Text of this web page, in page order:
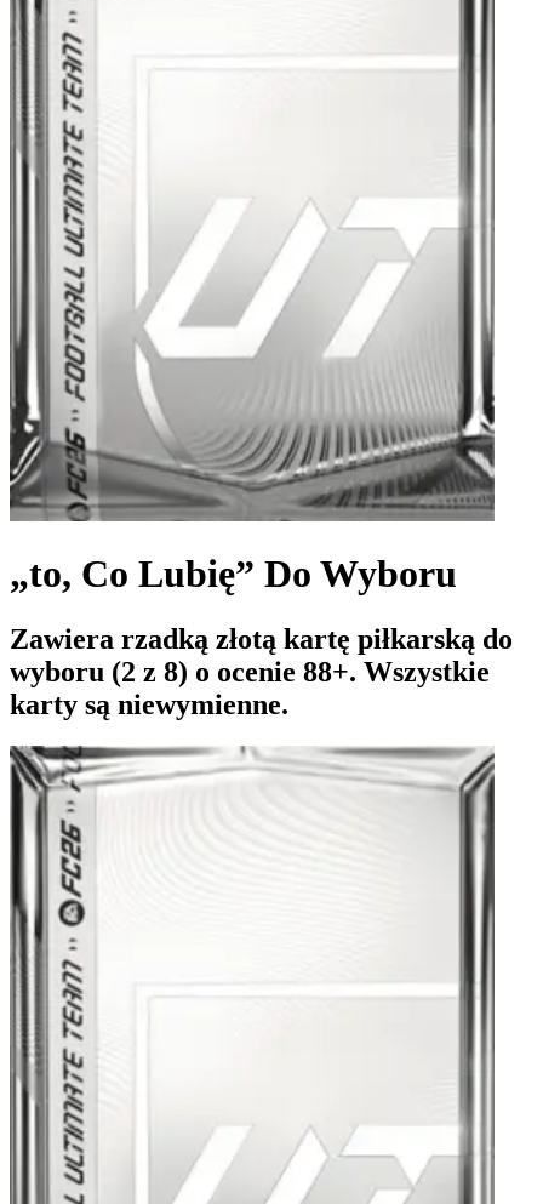
„to, Co Lubię” Do Wyboru
Zawiera rzadką złotą kartę piłkarską do
wyboru (2 z 8) o ocenie 88+. Wszystkie
karty są niewymienne.